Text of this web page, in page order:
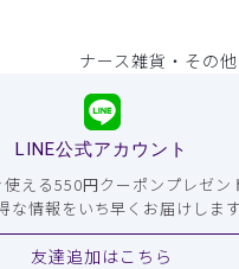
ナース雑貨・その
LINE公式アカウント
える550円クーポンプレゼン
な情報をいち早くお届けします
友達追加はこちら